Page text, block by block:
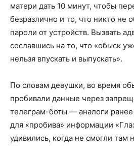
матери дать 10 минут, чтобы
безразлично и то, что никто не
пароли от устройств. Вызвать
сославшись на то, что «обыск
нельзя впускать и выпускать».
По словам девушки, во время
пробивали данные через
телеграм-боты — аналоги ранее
для «пробива» информации
удивились, когда не смогли там